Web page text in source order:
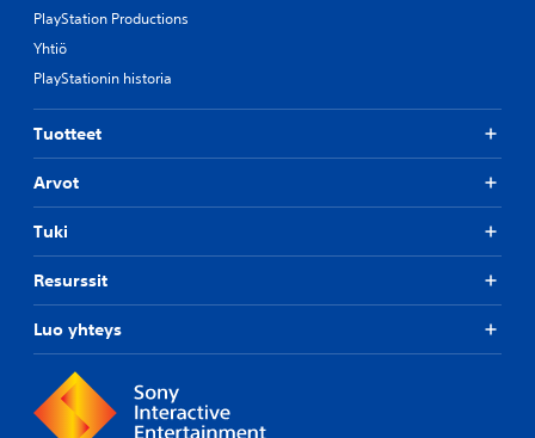
PlayStation Productions
Yhtiö
PlayStationin historia
Tuotteet
Arvot
Tuki
Resurssit
Luo yhteys